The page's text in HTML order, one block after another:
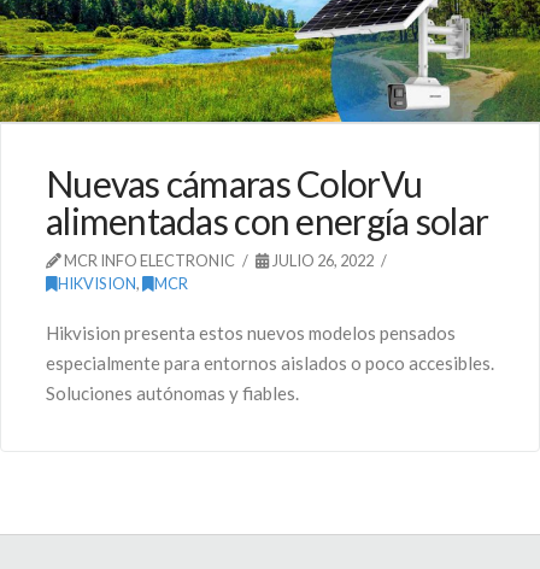
Nuevas cámaras ColorVu
alimentadas con energía solar
MCR INFO ELECTRONIC
JULIO 26, 2022
HIKVISION, MCR
Hikvision presenta estos nuevos modelos pensados
especialmente para entornos aislados o poco accesibles.
Soluciones autónomas y fiables.